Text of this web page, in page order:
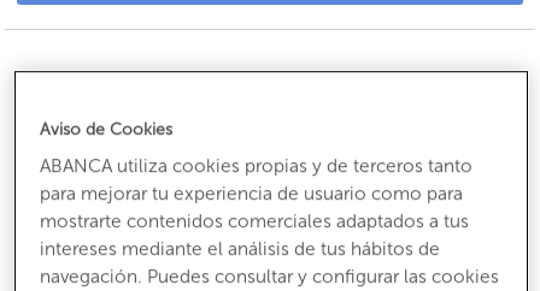
DESCUENTO LOCALES Y NAVES
Aviso de Cookies
ABANCA utiliza cookies propias y de terceros tanto
para mejorar tu experiencia de usuario como para
mostrarte contenidos comerciales adaptados a tus
intereses mediante el análisis de tus hábitos de
navegación. Puedes consultar y configurar las cookies